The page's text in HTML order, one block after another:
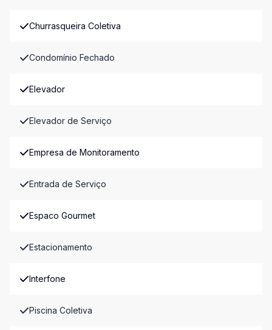
Churrasqueira Coletiva
Condomínio Fechado
Elevador
Elevador de Serviço
Empresa de Monitoramento
Entrada de Serviço
Espaco Gourmet
Estacionamento
Interfone
Piscina Coletiva